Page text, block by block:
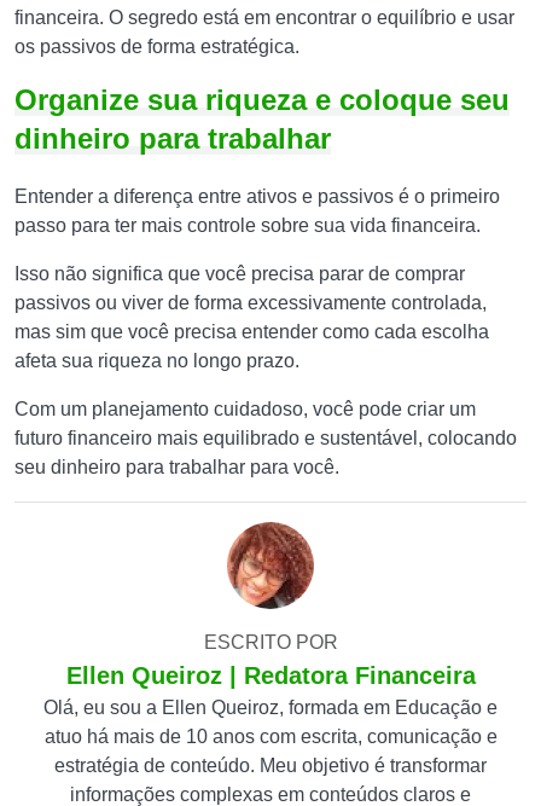
financeira. O segredo está em encontrar o equilíbrio e usar
os passivos de forma estratégica.
Organize sua riqueza e coloque seu
dinheiro para trabalhar
Entender a diferença entre ativos e passivos é o primeiro
passo para ter mais controle sobre sua vida financeira.
Isso não significa que você precisa parar de comprar
passivos ou viver de forma excessivamente controlada,
mas sim que você precisa entender como cada escolha
afeta sua riqueza no longo prazo.
Com um planejamento cuidadoso, você pode criar um
futuro financeiro mais equilibrado e sustentável, colocando
seu dinheiro para trabalhar para você.
ESCRITO POR
Ellen Queiroz | Redatora Financeira
Olá, eu sou a Ellen Queiroz, formada em Educação e
atuo há mais de 10 anos com escrita, comunicação e
estratégia de conteúdo. Meu objetivo é transformar
informações complexas em conteúdos claros e